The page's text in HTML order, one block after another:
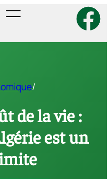
/
de la vie :
est un